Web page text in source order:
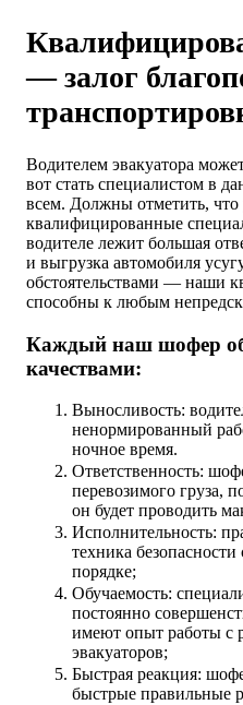
— залог
Водителем эвакуатора
вот стать специалистом в
всем. Должны отметить, что
квалифицированные
водителе лежит большая
и выгрузка автомобиля
обстоятельствами — наши
способны к любым
Каждый наш шофер
качествами:
Выносливость:
ненормированный
ночное время.
Ответственность:
перевозимого груза,
он будет проводить
Исполнительность:
техника
порядке;
Обучаемость:
постоянно
имеют опыт работы с
эвакуаторов;
Быстрая реакция:
быстрые правильные